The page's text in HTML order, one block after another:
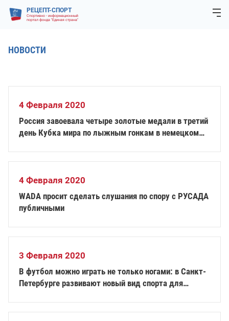
РЕЦЕПТ-СПОРТ
Спортивно - информационный
портал фонда "Единая страна"
НОВОСТИ
4 Февраля 2020
Россия завоевала четыре золотые медали в третий
день Кубка мира по лыжным гонкам в немецком
4 Февраля 2020
WADA просит сделать слушания по спору с РУСАДА
публичными
3 Февраля 2020
В футбол можно играть не только ногами: в Санкт-
Петербурге развивают новый вид спорта для